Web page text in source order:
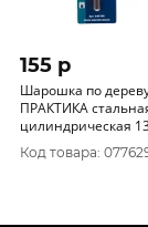
155 p
Шарошка по
ПРАКТИКА
цилиндрическая
28 мм, хвост 6 мм,
блистер 648-328
Код товара: